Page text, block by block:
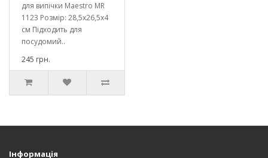
для випічки Maestro MR
1123 Розмір: 28,5х26,5х4
см Підходить для
посудомий..
245 грн.
Інформація